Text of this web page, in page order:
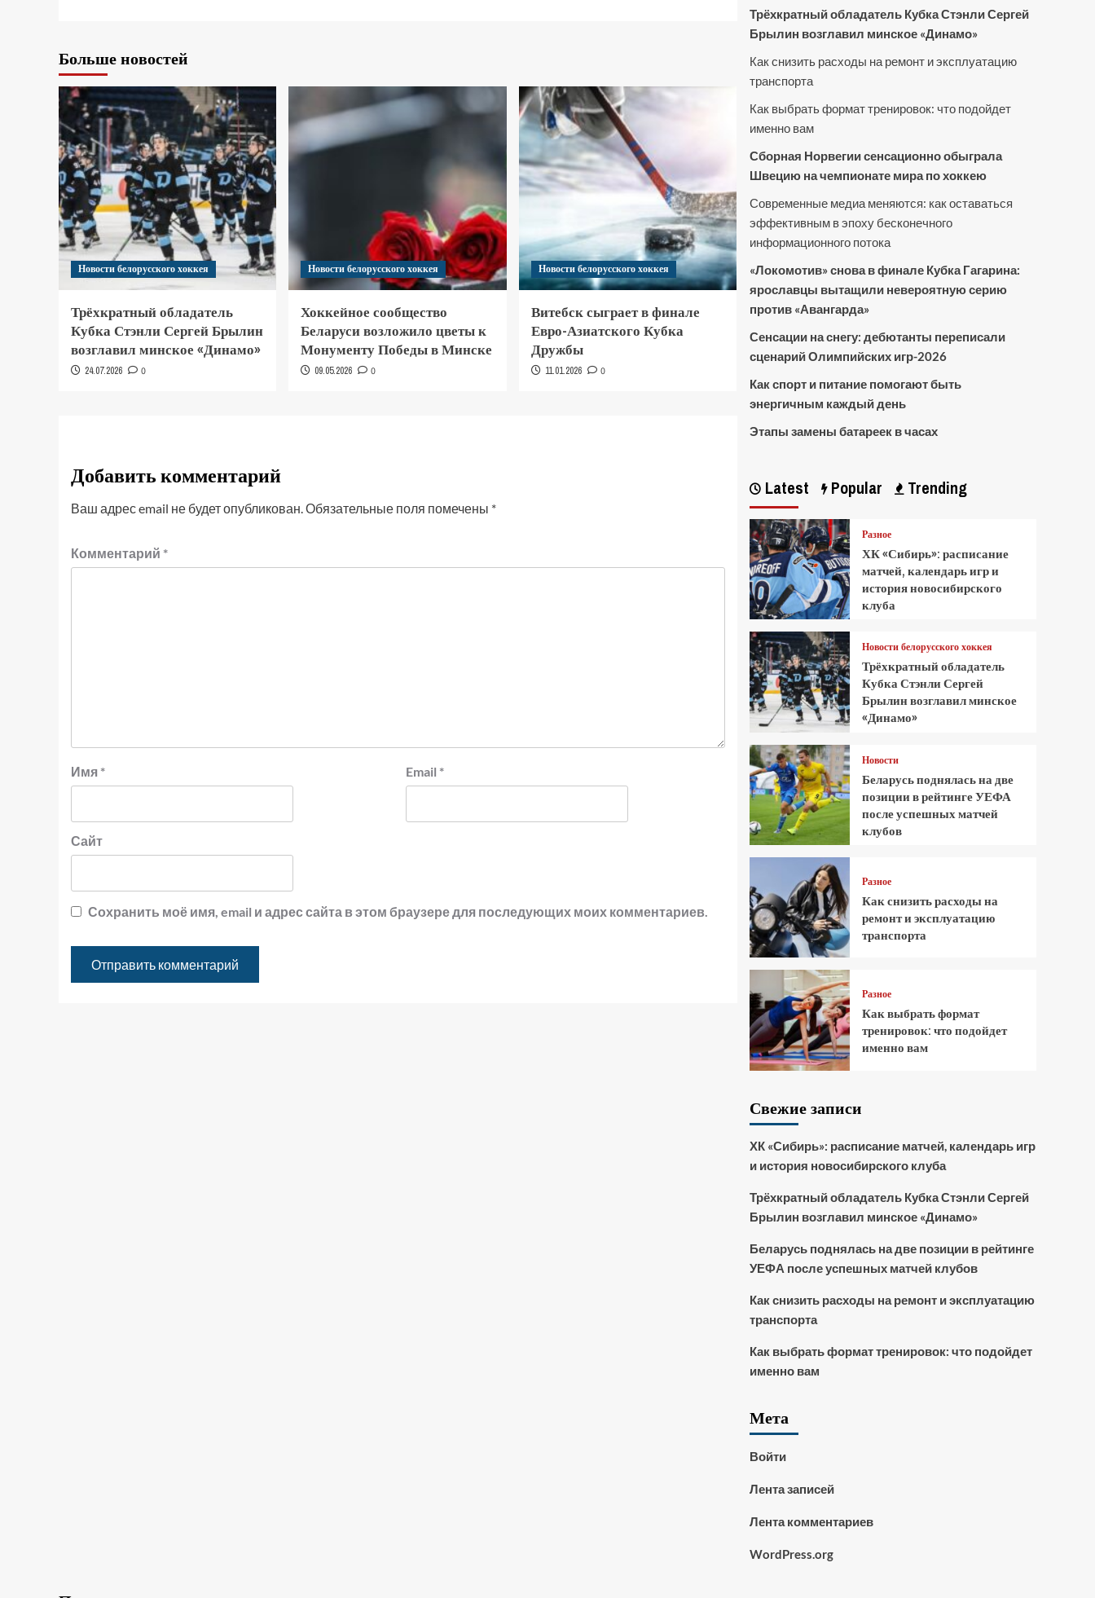
Больше новостей
Новости белорусского хоккея
Трёхкратный обладатель
Кубка Стэнли Сергей Брылин
возглавил минское «Динамо»
24.07.2026 0
Новости белорусского хоккея
Хоккейное сообщество
Беларуси возложило цветы к
Монументу Победы в Минске
09.05.2026 0
Новости белорусского хоккея
Витебск сыграет в финале
Евро-Азиатского Кубка
Дружбы
11.01.2026 0
Добавить комментарий
Ваш адрес email не будет опубликован.Обязательные поля помечены *
Комментарий *
Имя * Email *
Сайт
Сохранить моё имя, email и адрес сайта в этом браузере для последующих моих комментариев.
Трёхкратный обладатель Кубка Стэнли Сергей
Брылин возглавил минское «Динамо»
Как снизить расходы на ремонт и эксплуатацию
транспорта
Как выбрать формат тренировок: что подойдет
именно вам
Сборная Норвегии сенсационно обыграла
Швецию на чемпионате мира по хоккею
Современные медиа меняются: как оставаться
эффективным в эпоху бесконечного
информационного потока
«Локомотив» снова в финале Кубка Гагарина:
ярославцы вытащили невероятную серию
против «Авангарда»
Сенсации на снегу: дебютанты переписали
сценарий Олимпийских игр-2026
Как спорт и питание помогают быть
энергичным каждый день
Этапы замены батареек в часах
Latest Popular Trending
Разное
ХК «Сибирь»: расписание
матчей, календарь игр и
история новосибирского
клуба
Новости белорусского хоккея
Трёхкратный обладатель
Кубка Стэнли Сергей
Брылин возглавил минское
«Динамо»
Новости
Беларусь поднялась на две
позиции в рейтинге УЕФА
после успешных матчей
клубов
Разное
Как снизить расходы на
ремонт и эксплуатацию
транспорта
Разное
Как выбрать формат
тренировок: что подойдет
именно вам
Свежие записи
ХК «Сибирь»: расписание матчей, календарь игр
и история новосибирского клуба
Трёхкратный обладатель Кубка Стэнли Сергей
Брылин возглавил минское «Динамо»
Беларусь поднялась на две позиции в рейтинге
УЕФА после успешных матчей клубов
Как снизить расходы на ремонт и эксплуатацию
транспорта
Как выбрать формат тренировок: что подойдет
именно вам
Мета
Войти
Лента записей
Лента комментариев
WordPress.org